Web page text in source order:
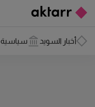
أخبار السويد سياسية